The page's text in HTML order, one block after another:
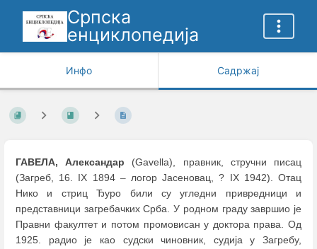
Српска
енциклопедија
Инфо Садржај
ГАВЕЛА, Александар (Gavella), правник, стручни писац
(Загреб, 16. IX 1894 –логор Јасеновац, ? IX 1942). Отац
Нико и стриц Ђуро били су угледни привредници и
представници загребачких Срба. У родном граду завршио је
Правни факултет и потом промовисан у доктора права. Од
1925. радио је као судски чиновник, судија у Загребу,